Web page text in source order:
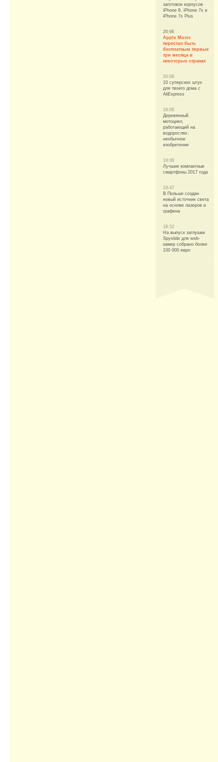
заготовок корпусов
iPhone 8, iPhone 7s и
iPhone 7s Plus
20:06
Apple Music
перестал быть
бесплатным первые
три месяца в
некоторых странах
20:06
10 суперских штук
для твоего дома с
AliExpress
19:06
Деревянный
мотоцикл,
работающий на
водорослях:
необычное
изобретение
19:06
Лучшие компактные
смартфоны 2017 года
18:47
В Польше создан
новый источник света
на основе лазеров и
графена
18:32
На выпуск заглушки
Spyslide для web-
камер собрано более
100 000 евро